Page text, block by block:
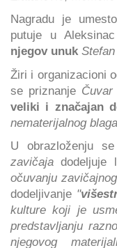
Nagradu je
putuje u
njegov unuk
Žiri i organizacioni
se priznanje Čuvar
veliki i značajan
nematerijalnog
U obrazloženju
zavičaja dodeljuje
očuvanju
dodeljivanje "
kulture koji je
predstavljanju
njegovog